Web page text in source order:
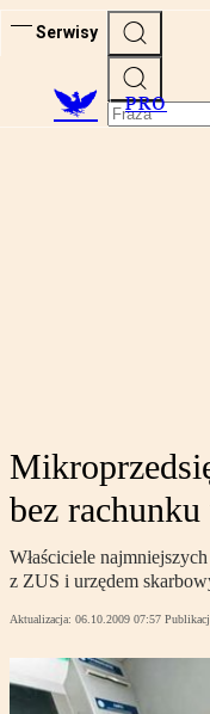
Serwisy
PRO
bez
Właściciele
z ZUS i urzędem
Aktualizacja: 06.10.2009 07:57